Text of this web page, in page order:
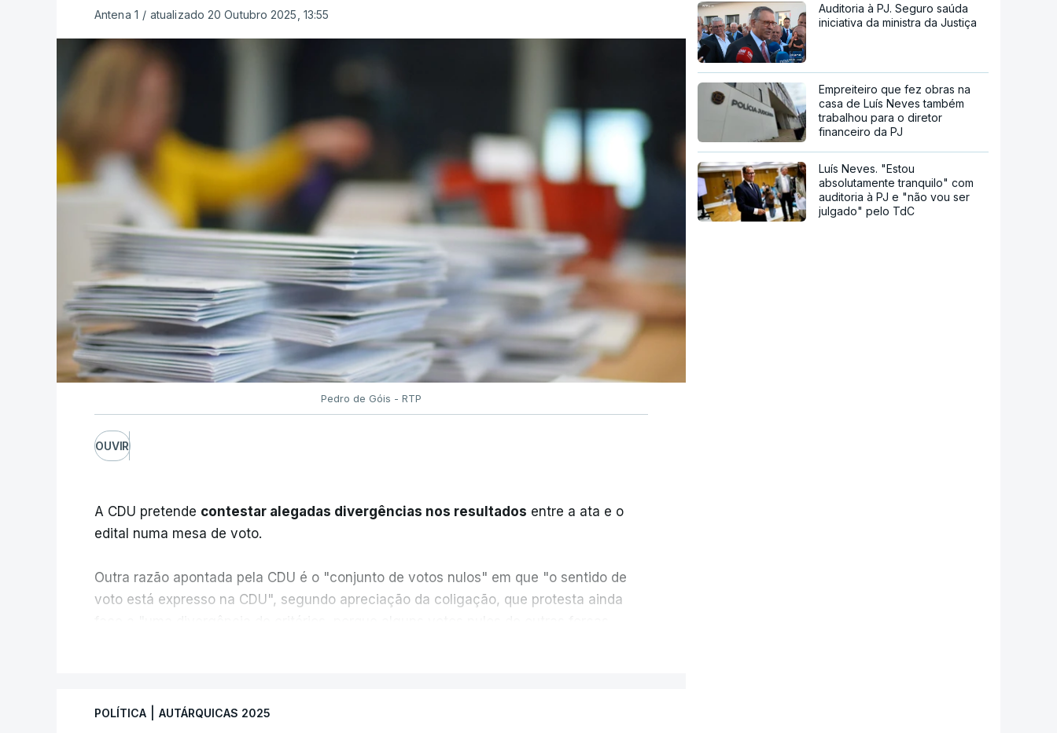
Antena 1 / atualizado 20 Outubro 2025, 13:55
Pedro de Góis - RTP
OUVIR
A CDU pretende contestar alegadas divergências nos resultados entre a ata e o
edital numa mesa de voto.
Outra razão apontada pela CDU é o "conjunto de votos nulos" em que "o sentido de
voto está expresso na CDU", segundo apreciação da coligação, que protesta ainda
processo normal". No entanto, admite que "desta vez é diferente", porque a diferença
POLÍTICA AUTÁRQUICAS 2025
Auditoria à PJ. Seguro saúda
iniciativa da ministra da Justiça
Empreiteiro que fez obras na
casa de Luís Neves também
trabalhou para o diretor
financeiro da PJ
Luís Neves. "Estou
absolutamente tranquilo" com
auditoria à PJ e "não vou ser
julgado" pelo TdC